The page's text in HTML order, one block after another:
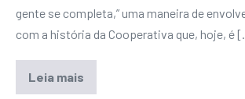
gente se completa,” uma maneira de
com a história da Cooperativa que, hoje, é
Leia mais